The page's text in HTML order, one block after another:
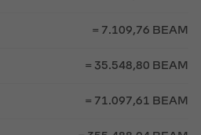
= 7.109,76 BEAM
= 35.548,80 BEAM
= 71.097,61 BEAM